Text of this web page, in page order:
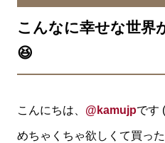
こんなに幸せな世界
😆
こんにちは、 @kamujpです
めちゃくちゃ欲しくて買っ